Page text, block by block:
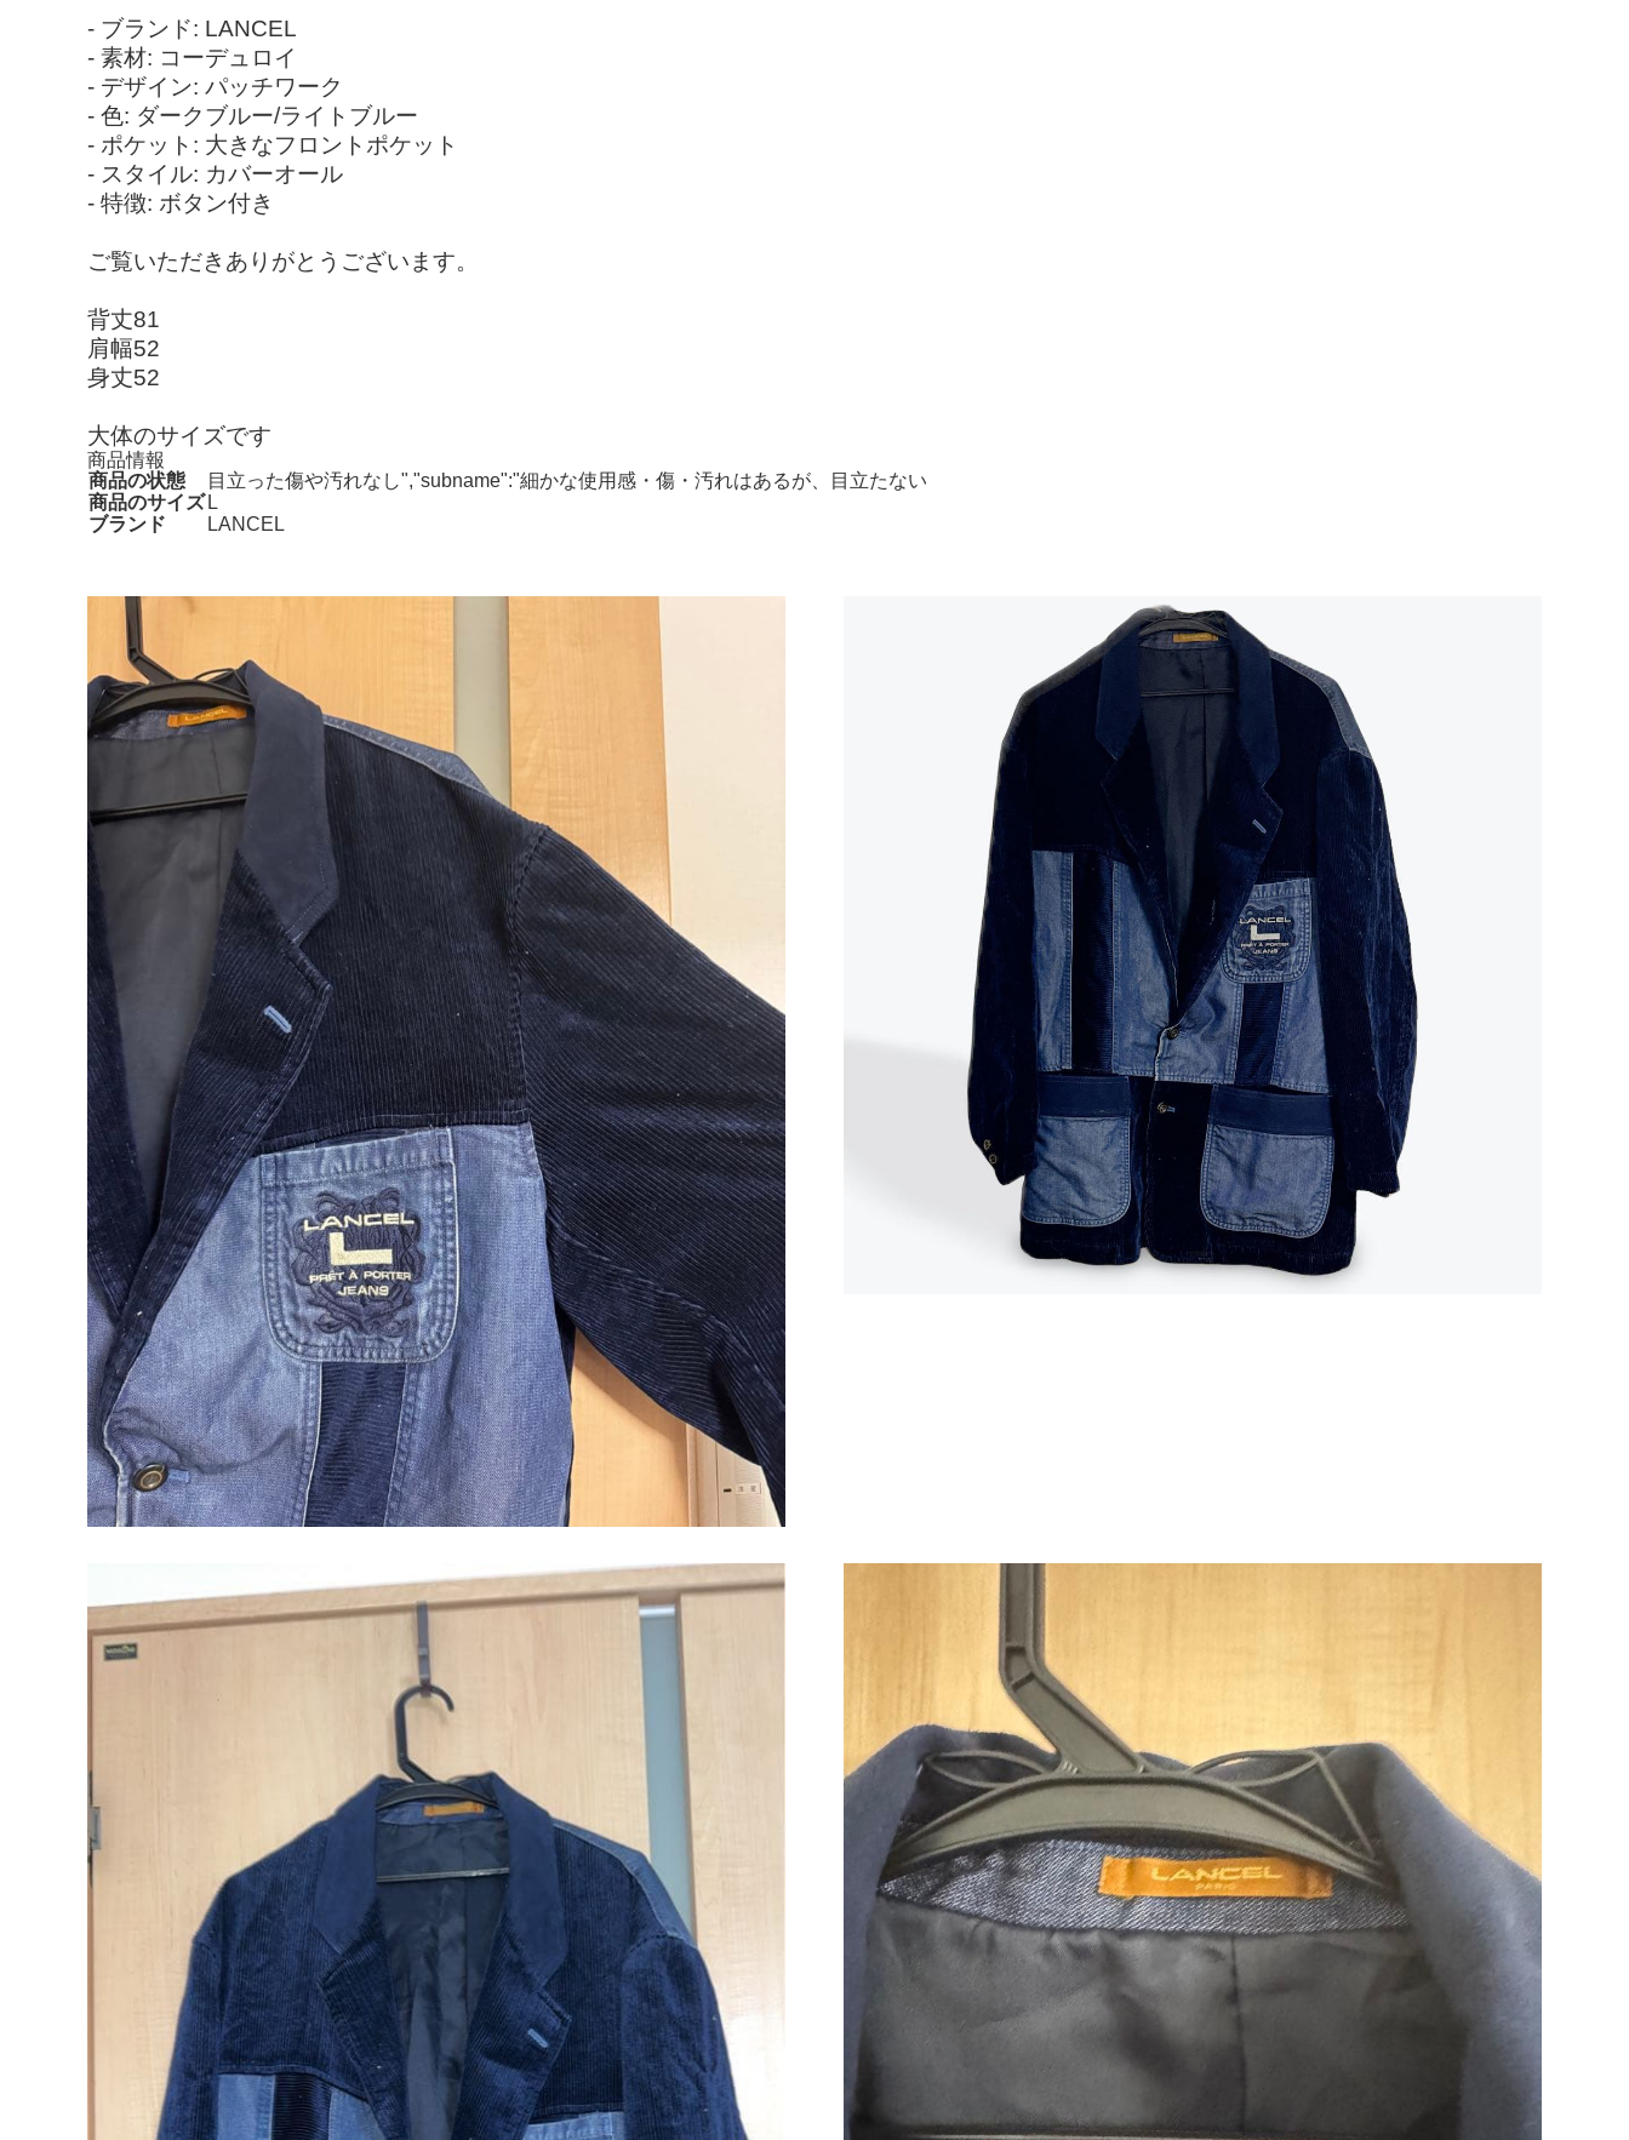
- ブランド: LANCEL
- 素材: コーデュロイ
- デザイン: パッチワーク
- 色: ダークブルー/ライトブルー
- ポケット: 大きなフロントポケット
- スタイル: カバーオール
- 特徴: ボタン付き
ご覧いただきありがとうございます。
背丈81
肩幅52
身丈52
大体のサイズです
商品情報
商品の状態
目立った傷や汚れなし","subname":"細かな使用感・傷・汚れはあるが、目立たない
商品のサイズ L
ブランド
LANCEL